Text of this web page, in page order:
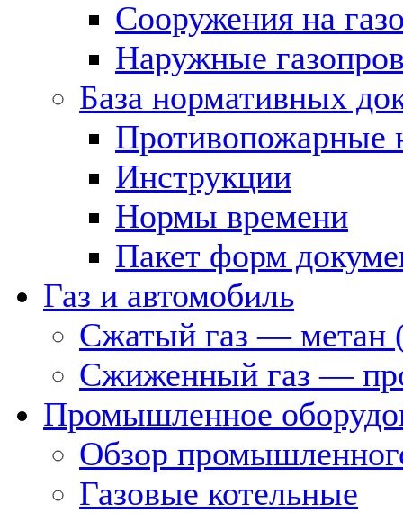
Сооружения на
Наружные
База нормативных
Противопожарные
Инструкции
Нормы времени
Пакет форм
Газ и автомобиль
Сжатый газ — метан
Сжиженный газ —
Промышленное
Обзор
Газовые котельные